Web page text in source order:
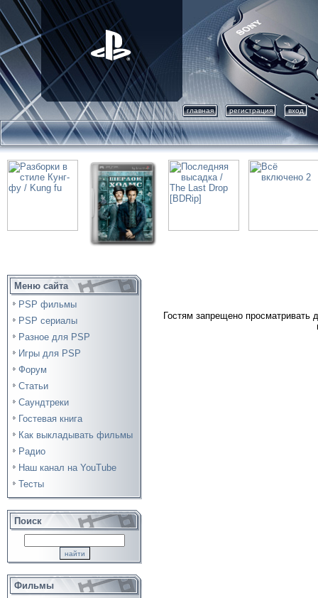
главная регистрация вход
Меню сайта
PSP фильмы
PSP сериалы
Разное для PSP
Игры для PSP
Форум
Статьи
Саундтреки
Гостевая книга
Как выкладывать фильмы
Радио
Наш канал на YouTube
Тесты
Поиск
Фильмы
Гостям запрещено просматривать